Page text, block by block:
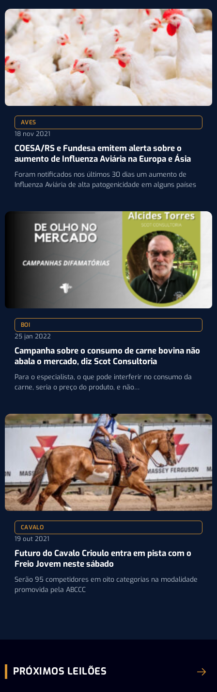
AVES
18 nov 2021
COESA/RS e Fundesa emitem alerta sobre o
aumento de Influenza Aviária na Europa e Ásia
Foram notificados nos últimos 30 dias um aumento de
Influenza Aviária de alta patogenicidade em alguns países
BOI
25 jan 2022
Campanha sobre o consumo de carne bovina não
abala o mercado, diz Scot Consultoria
Para o especialista, o que pode interferir no consumo da
carne, seria o preço do produto, e não…
CAVALO
19 out 2021
Futuro do Cavalo Crioulo entra em pista com o
Freio Jovem neste sábado
Serão 95 competidores em oito categorias na modalidade
promovida pela ABCCC
PRÓXIMOS LEILÕES